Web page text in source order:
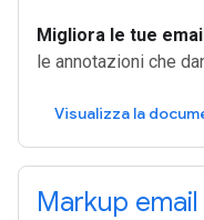
Migliora le tue
le annotazioni che
Visualizza la
Markup email